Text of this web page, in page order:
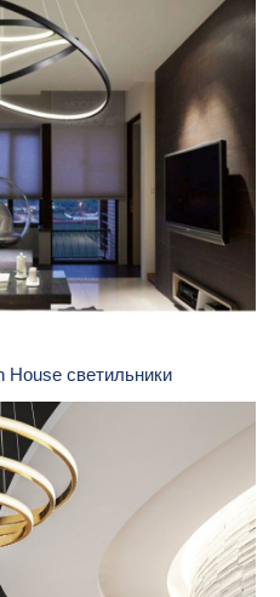
House светильники